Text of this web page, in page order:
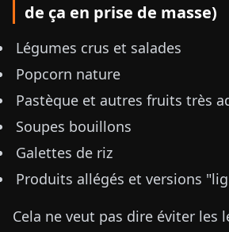
de ça en prise de masse)
Légumes crus et salades
Popcorn nature
Pastèque et autres fruits très
Soupes bouillons
Galettes de riz
Produits allégés et versions
Cela ne veut pas dire éviter les